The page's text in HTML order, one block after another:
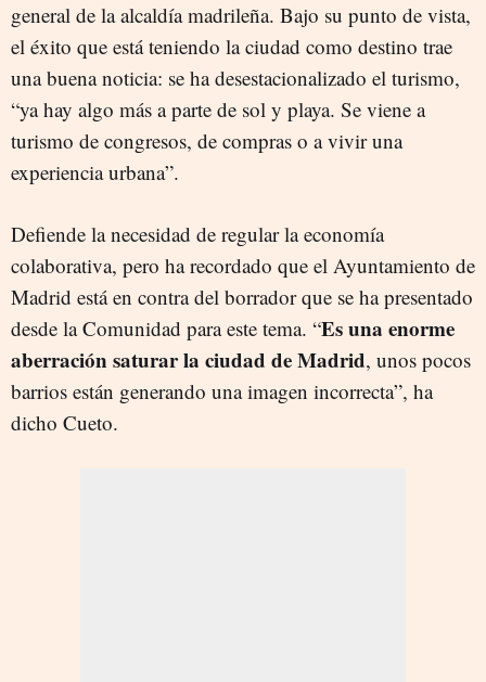
general de la alcaldía madrileña. Bajo su punto de vista,
el éxito que está teniendo la ciudad como destino trae
una buena noticia: se ha desestacionalizado el turismo,
“ya hay algo más a parte de sol y playa. Se viene a
turismo de congresos, de compras o a vivir una
experiencia urbana”.
Defiende la necesidad de regular la economía
colaborativa, pero ha recordado que el Ayuntamiento de
Madrid está en contra del borrador que se ha presentado
desde la Comunidad para este tema. “Es una enorme
aberración saturar la ciudad de Madrid, unos pocos
barrios están generando una imagen incorrecta”, ha
dicho Cueto.